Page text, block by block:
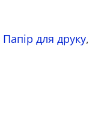
Папір для друку,